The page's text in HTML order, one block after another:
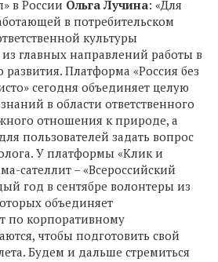
в России Ольга Лучина: «Для
в потребительском
культуры
главных направлений работы в
развития. Платформа «Россия без
сегодня объединяет целую
в области ответственного
отношения к природе, а
пользователей задать вопрос
У платформы «Клик и
сателлит – «Всероссийский
год в сентябре волонтеры из
объединяет
по корпоративному
чтобы подготовить свой
Будем и дальше стремиться